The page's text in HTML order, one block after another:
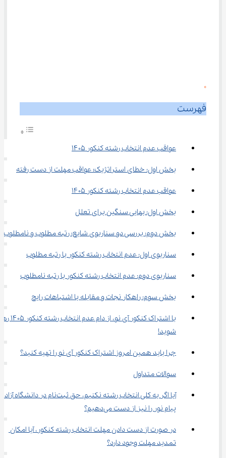
0
فهرست
عواقب عدم انتخاب رشته کنکور ۱۴۰۵
بخش اول: خطای استراتژیک؛ عواقب مهلت از دست رفته
عواقب عدم انتخاب رشته کنکور ۱۴۰۵
بخش اول: بهایی سنگین برای تعلل
بخش دوم: بررسی دو سناریوی شایع؛ رتبه مطلوب و نامطلوب
سناریوی اول: عدم انتخاب رشته کنکور با رتبه مطلوب
سناریوی دوم: عدم انتخاب رشته کنکور با رتبه نامطلوب
بخش سوم: راهکار نجات و مقابله با اشتباهات رایج
با اشتراک کنکور آی نو، از دام عدم انتخاب
شوید!
چرا باید همین امروز اشتراک کنکور آی نو را تهیه کنید؟
سوالات متداول
آیا اگر به کلی انتخاب رشته نکنیم، حق ثبت‌نام در دانشگاه
پیام نور را نیز از دست می‌دهیم؟
در صورت از دست دادن مهلت انتخاب رشته کنکور، آیا امکان
تمدید مهلت وجود دارد؟